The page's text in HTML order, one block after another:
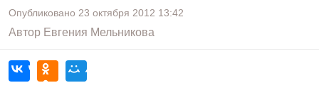
Опубликовано 23 октября 2012 13:42
Автор Евгения Мельникова